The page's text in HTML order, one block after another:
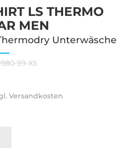
LS THERMO
MEN
Unterwäsche
99-XS
Versandkosten